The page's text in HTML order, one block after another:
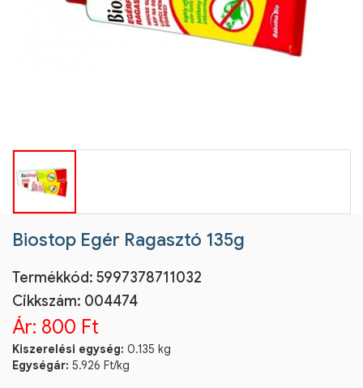
Biostop Egér Ragasztó 135g
Termékkód: 5997378711032
Cikkszám: 004474
Ár: 800 Ft
Kiszerelési egység: 0.135 kg
Egységár: 5.926 Ft/kg